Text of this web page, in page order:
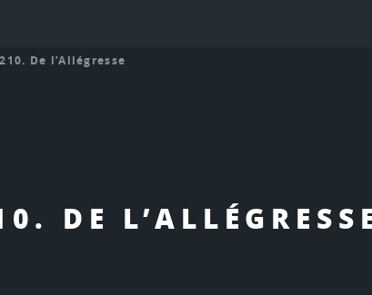
DE
De l’Allégresse